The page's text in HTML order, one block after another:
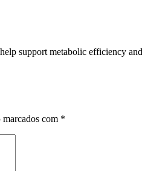
support metabolic efficiency
com *